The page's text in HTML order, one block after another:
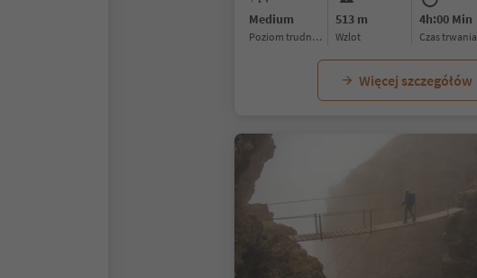
Medium
Poziom trudności
513 m
Wzlot
4h:00 Min
czas trwania
Więcej szczegółów